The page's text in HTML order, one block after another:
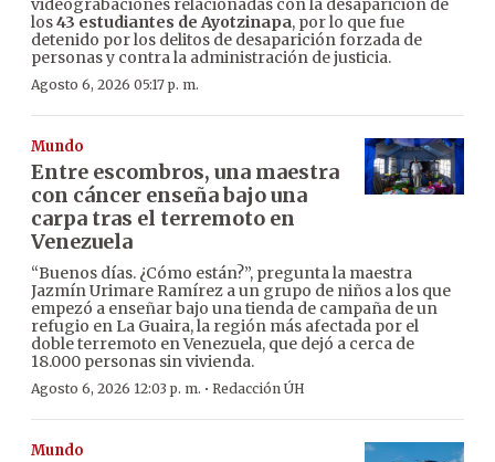
videograbaciones relacionadas con la desaparición de
los43 estudiantes de Ayotzinapa, por lo que fue
detenido por los delitos de desaparición forzada de
personas y contra la administración de justicia.
Agosto 6, 2026 05:17 p. m.
Mundo
Entre escombros, una maestra
con cáncer enseña bajo una
carpa tras el terremoto en
Venezuela
“Buenos días. ¿Cómo están?”, pregunta la maestra
Jazmín Urimare Ramírez a un grupo de niños a los que
empezó a enseñar bajo una tienda de campaña de un
refugio en La Guaira, la región más afectada por el
doble terremoto en Venezuela, que dejó a cerca de
18.000 personas sin vivienda.
Agosto 6, 2026 12:03 p. m. · Redacción ÚH
Mundo